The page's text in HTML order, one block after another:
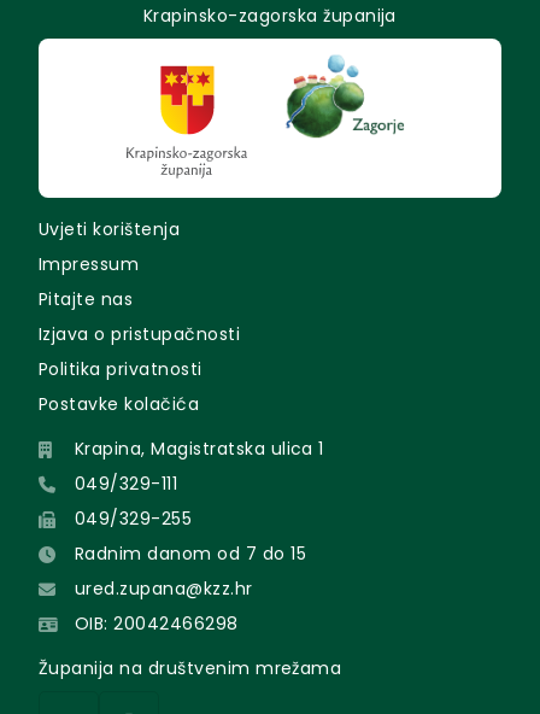
Krapinsko-zagorska županija
Uvjeti korištenja
Impressum
Pitajte nas
Izjava o pristupačnosti
Politika privatnosti
Postavke kolačića
Krapina, Magistratska ulica 1
049/329-111
049/329-255
Radnim danom od 7 do 15
ured.zupana@kzz.hr
OIB: 20042466298
Županija na društvenim mrežama